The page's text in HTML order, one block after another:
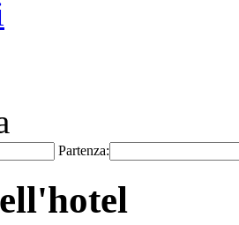
Partenza: